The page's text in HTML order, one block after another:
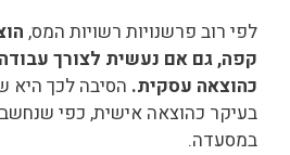
לפי רוב פרשנויות רשויות המס,
קפה, גם אם נעשית לצורך
כהוצאה עסקית. הסיבה לכך היא
בעיקר כהוצאה אישית, כפי
במסעדה.